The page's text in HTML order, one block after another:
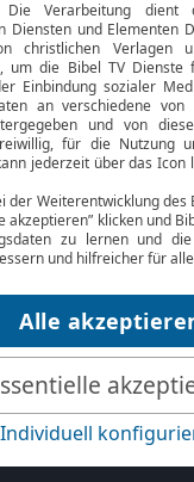
Service
Impressum